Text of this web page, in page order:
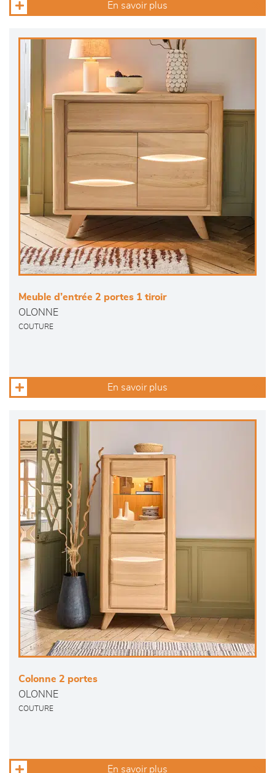
En savoir plus
Meuble d’entrée 2 portes 1 tiroir
OLONNE
COUTURE
En savoir plus
Colonne 2 portes
OLONNE
COUTURE
En savoir plus